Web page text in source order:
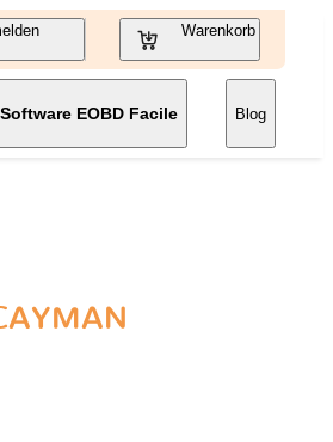
Warenkorb
Software EOBD Facile Blog